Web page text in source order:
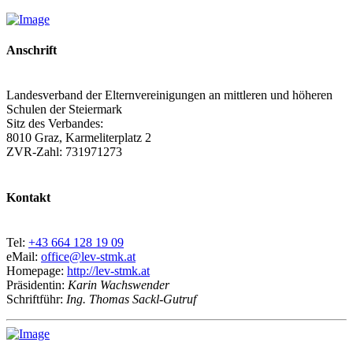
Anschrift
Landesverband der Elternvereinigungen an mittleren und höheren
Schulen der Steiermark
Sitz des Verbandes:
8010 Graz, Karmeliterplatz 2
ZVR-Zahl: 731971273
Kontakt
Tel: +43 664 128 19 09
eMail: office@lev-stmk.at
Homepage: http://lev-stmk.at
Präsidentin: Karin Wachswender
Schriftführ: Ing. Thomas Sackl-Gutruf